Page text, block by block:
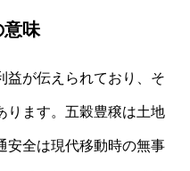
意味
益が伝えられており、そ
ります。五穀豊穣は土地
安全は現代移動時の無事